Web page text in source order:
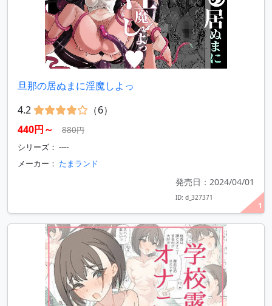
1
旦那の居ぬまに淫魔しよっ
4.2
（6）
440円～
880円
シリーズ： ----
メーカー： たまランド
発売日：2024/04/01
ID: d_327371